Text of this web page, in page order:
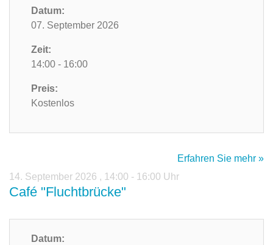
Datum:
07. September 2026
Zeit:
14:00 - 16:00
Preis:
Kostenlos
Erfahren Sie mehr »
14. September 2026 , 14:00 - 16:00 Uhr
Café "Fluchtbrücke"
Datum: